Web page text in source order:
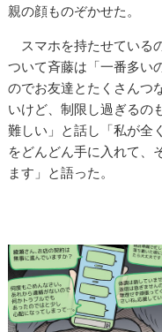
親の顔ものぞかせた。
スマホを持たせている
ついて斉藤は「一番多い
のでお友達とたくさんつ
いけど、制限し過ぎるの
難しい」と話し「私が全
をどんどん手に入れて、
ます」と語った。